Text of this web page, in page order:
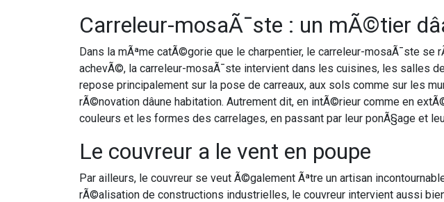
Carreleur-mosaÃ¯ste : un mÃ©tier
Dans la mÃªme catÃ©gorie que le charpentier, le carreleur-mosaÃ¯ste
achevÃ©, la carreleur-mosaÃ¯ste intervient dans les cuisines, les salles
repose principalement sur la pose de carreaux, aux sols comme sur les
rÃ©novation dâune habitation. Autrement dit, en intÃ©rieur comme en
couleurs et les formes des carrelages, en passant par leur ponÃ§age et
Le couvreur a le vent en poupe
Par ailleurs, le couvreur se veut Ã©galement Ãªtre un artisan
rÃ©alisation de constructions industrielles, le couvreur intervient aussi